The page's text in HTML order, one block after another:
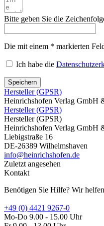
Bitte geben Sie die
Die mit einem * markierten
Ich habe die
Speichern
Hersteller (GPSR)
Heinrichshofen Verlag GmbH
Hersteller (GPSR)
Hersteller (GPSR)
Heinrichshofen Verlag GmbH
Liebigstraße 16
DE-26389 Wilhelmshaven
info@heinrichshofen.de
Zuletzt angesehen
Kontakt
Benötigen Sie Hilfe? Wir
+49 (0) 4421 9267-0
Mo-Do 9.00 - 15.00 Uhr